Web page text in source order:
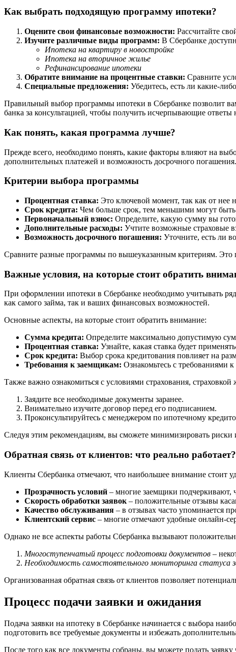
Как выбрать подходящую программу ипотеки?
Оцените свои финансовые возможности: Рассчитайте
Изучите различные виды программ: В Сбербанке
Ипотека на квартиру в новостройке
Ипотека на вторичное жилье
Рефинансирование ипотеки
Обратите внимание на процентные ставки: Сравните
Специальные предложения: Убедитесь, есть ли какие-
Правильный выбор программы ипотеки в Сбербанке позволит
банка за консультацией, чтобы получить исчерпывающие
Как понять, какая программа лучше?
Прежде всего, необходимо понять, какие факторы влияют на
дополнительных платежей и возможность досрочного погашения.
Критерии выбора программы
Процентная ставка: Это ключевой момент, так как от нее
Срок кредита: Чем больше срок, тем меньшими могут
Первоначальный взнос: Определите, какую сумму вы
Дополнительные расходы: Учтите возможные страховые
Возможность досрочного погашения: Уточните, есть ли
Сравните разные программы по вышеуказанным критериям. Это
Важные условия, на которые стоит обратить
При оформлении ипотеки в Сбербанке необходимо учитывать
как самого займа, так и ваших финансовых возможностей.
Основные аспекты, на которые стоит обратить внимание:
Сумма кредита: Определите максимально допустимую
Процентная ставка: Узнайте, какая ставка будет
Срок кредита: Выбор срока кредитования повлияет на
Требования к заемщикам: Ознакомьтесь с требованиями
Также важно ознакомиться с условиями страхования,
Заядите все необходимые документы заранее.
Внимательно изучите договор перед его подписанием.
Проконсультируйтесь с менеджером по ипотечному
Следуя этим рекомендациям, вы сможете минимизировать
Обратная связь от клиентов: что реально работает?
Клиенты Сбербанка отмечают, что наибольшее внимание стоит
Прозрачность условий – многие заемщики подчеркивают,
Скорость обработки заявок – положительные отзывы
Качество обслуживания – в отзывах часто упоминается
Клиентский сервис – многие отмечают удобные онлайн-
Однако не все аспекты работы Сбербанка вызывают
Многоступенчатый процесс подготовки документов –
Необходимость самостоятельного мониторинга статуса
Организованная обратная связь от клиентов позволяет
Процесс подачи заявки и ожидания
Подача заявки на ипотеку в Сбербанке начинается с выбора
подготовить все требуемые документы и избежать
После того как все документы собраны, вы можете подать